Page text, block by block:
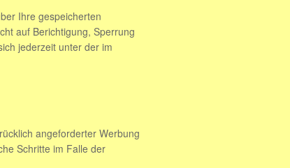
Ihre gespeicherten
auf Berichtigung, Sperrung
jederzeit unter der im
angeforderter Werbung
Schritte im Falle der